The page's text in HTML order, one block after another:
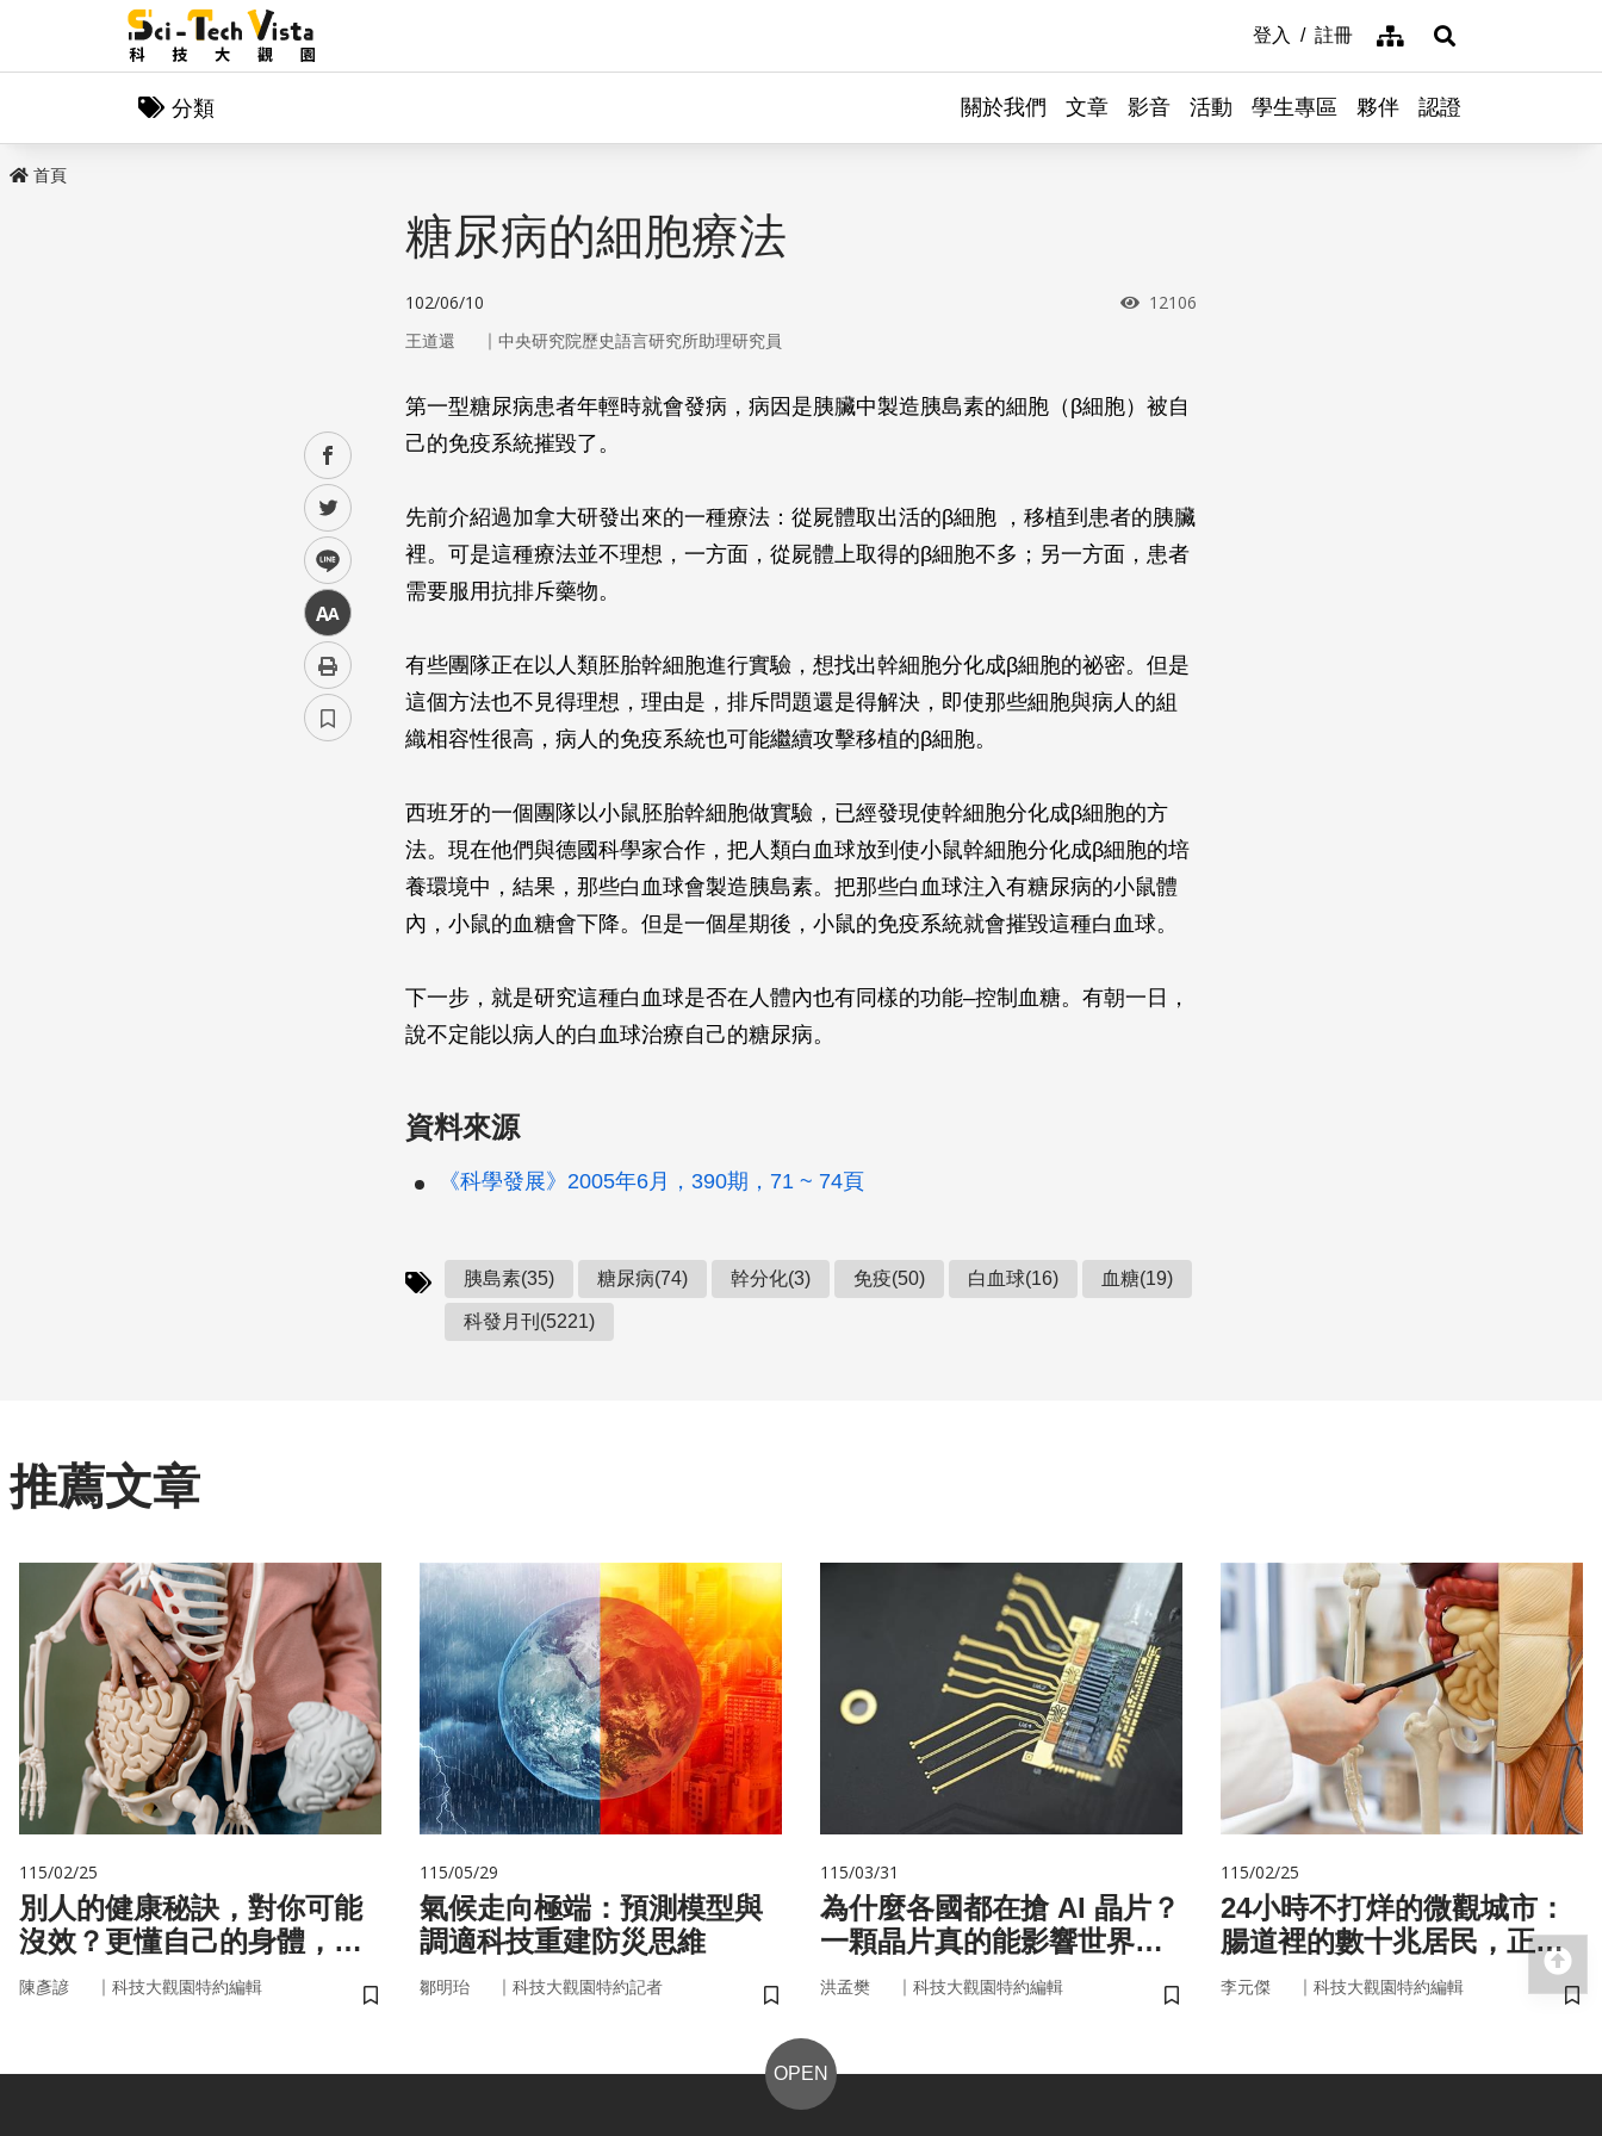
登入 註冊 網站導覽展開搜尋
分類 關於我們 文章 影音 活動 學生專區 夥伴 認證
首頁
facebook
twitter
line
中
糖尿病的細胞療法
102/06/10 瀏覽次數
12106
王道還 ｜ 中央研究院歷史語言研究所助理研究員
第一型糖尿病患者年輕時就會發病，病因是胰臟中製造胰島素的細胞（ β細胞）被自
己的免疫系統摧毀了。
先前介紹過加拿大研發出來的一種療法：從屍體取出活的β細胞 ，移植到患者的胰臟
裡。可是這種療法並不理想，一方面，從屍體上取得的β細胞不多；另一方面，患者
需要服用抗排斥藥物。
有些團隊正在以人類胚胎幹細胞進行實驗，想找出幹細胞分化成β細胞的祕密。但是
這個方法也不見得理想，理由是，排斥問題還是得解決，即使那些細胞與病人的組
織相容性很高，病人的免疫系統也可能繼續攻擊移植的β細胞。
西班牙的一個團隊以小鼠胚胎幹細胞做實驗，已經發現使幹細胞分化成β細胞的方
法。現在他們與德國科學家合作，把人類白血球放到使小鼠幹細胞分化成β細胞的培
養環境中，結果，那些白血球會製造胰島素。把那些白血球注入有糖尿病的小鼠體
內，小鼠的血糖會下降。但是一個星期後，小鼠的免疫系統就會摧毀這種白血球。
下一步，就是研究這種白血球是否在人體內也有同樣的功能–控制血糖。有朝一日，
說不定能以病人的白血球治療自己的糖尿病。
資料來源
《科學發展》2005年6月，390期，71 ~ 74頁
胰島素(35) 糖尿病(74) 幹分化(3) 免疫(50) 白血球(16) 血糖(19)
科發月刊(5221)
推薦文章
115/02/25
別人的健康秘訣，對你可能
沒效？更懂自己的身體，才
更能「精準健康」！
陳彥諺 ｜ 科技大觀園特約編輯
儲存書籤
115/05/29
氣候走向極端：預測模型與
調適科技重建防災思維
鄒明珆 ｜ 科技大觀園特約記者
儲存書籤
115/03/31
為什麼各國都在搶 AI 晶片？
一顆晶片真的能影響世界
嗎？
洪孟樊 ｜ 科技大觀園特約編輯
儲存書籤
115/02/25
24小時不打烊的微觀城市：
腸道裡的數十兆居民，正悄
悄掌管你的大腦與健康
李元傑 ｜ 科技大觀園特約編輯
儲
OPEN